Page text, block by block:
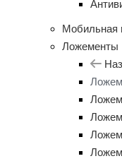
Мобильная
Ложементы